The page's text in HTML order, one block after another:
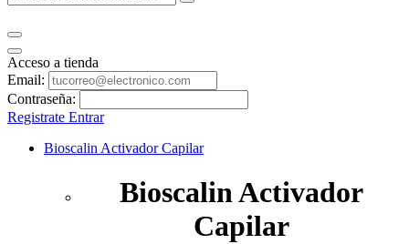
Acceso a tienda
Email:
Contraseña:
Registrate Entrar
Bioscalin Activador Capilar
Bioscalin Activador
Capilar